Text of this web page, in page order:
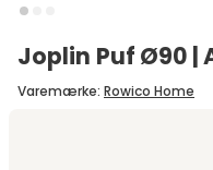
Joplin Puf Ø90 |
Varemærke: Rowico Home